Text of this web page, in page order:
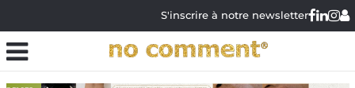
S'inscrire à notre newsletter